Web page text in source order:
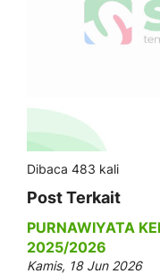
Dibaca 483 kali
Post Terkait
PURNAWIYATA
2025/2026
Kamis, 18 Jun 2026